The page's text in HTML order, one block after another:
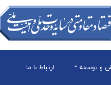
و توسعه ارتباط با ما